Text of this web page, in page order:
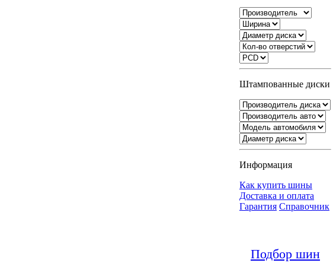
Штампованные диски
Информация
Как купить шины
Доставка и оплата
Гарантия Справочник
Подбор шин